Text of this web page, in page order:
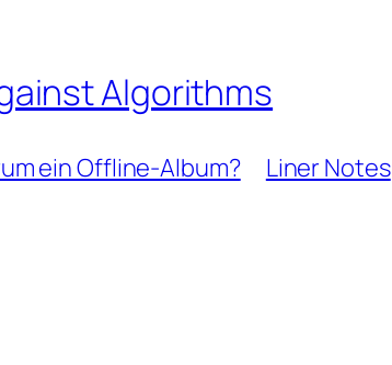
Algorithms
ein Offline-Album? Liner Notes